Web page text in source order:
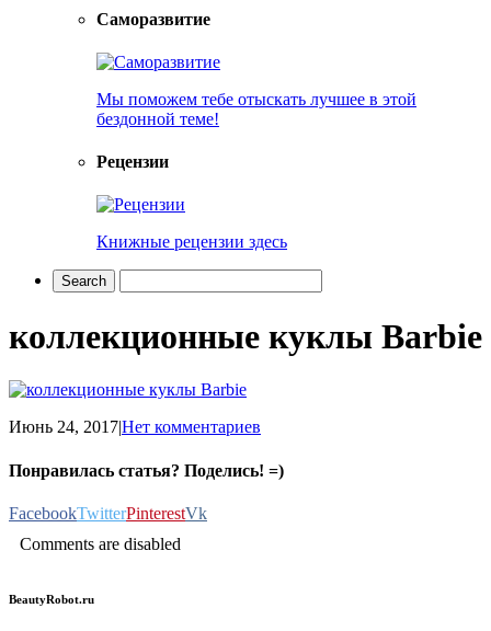
Саморазвитие
Мы поможем тебе отыскать лучшее в этой
бездонной теме!
Рецензии
Книжные рецензии здесь
коллекционные куклы Barbie
Июнь 24, 2017|Нет комментариев
Понравилась статья? Поделись! =)
FacebookTwitterPinterestVk
Comments are disabled
BeautyRobot.ru